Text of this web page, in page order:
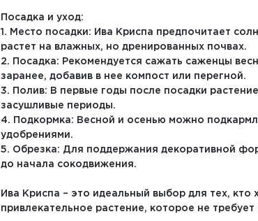
Посадка и уход:
1. Место посадки: Ива Криспа предпочитает
растет на влажных, но дренированных почвах.
2. Посадка: Рекомендуется сажать саженцы
заранее, добавив в нее компост или перегной.
3. Полив: В первые годы после посадки
засушливые периоды.
4. Подкормка: Весной и осенью можно
удобрениями.
5. Обрезка: Для поддержания декоративной
до начала сокодвижения.
Ива Криспа – это идеальный выбор для тех, кто
привлекательное растение, которое не